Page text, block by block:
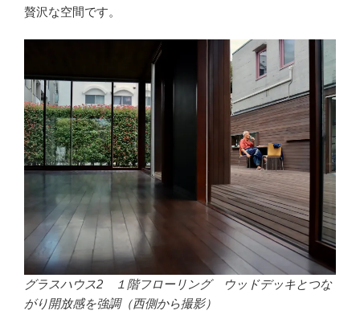
贅沢な空間です。
グラスハウス2 １階フローリング ウッドデッキとつな
がり開放感を強調（西側から撮影）